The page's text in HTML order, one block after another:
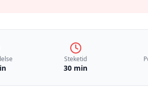
Steketid
30 min